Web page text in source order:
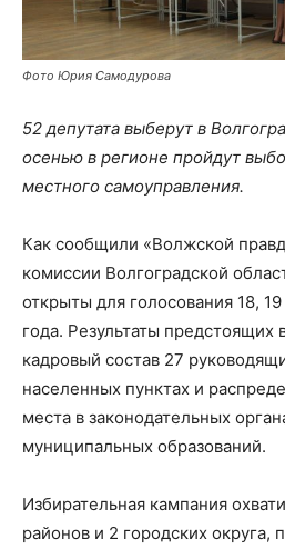
Фото Юрия Самодурова
52 депутата выберут в
осенью в регионе пройдут
местного самоуправления.
Как сообщили «Волжской
комиссии Волгоградской
открыты для голосования 18,
года. Результаты предстоящих
кадровый состав 27
населенных пунктах и
места в законодательных
муниципальных образований.
Избирательная кампания
районов и 2 городских округа,